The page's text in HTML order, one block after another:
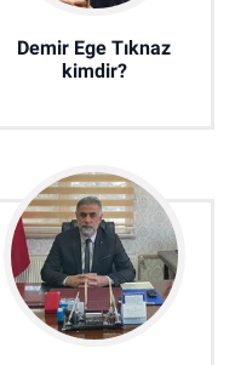
Demir Ege Tıknaz
kimdir?